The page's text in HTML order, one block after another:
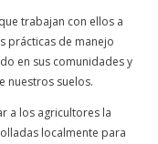
trabajan con ellos a
prácticas de manejo
en sus comunidades y
nuestros suelos.
a los agricultores la
localmente para